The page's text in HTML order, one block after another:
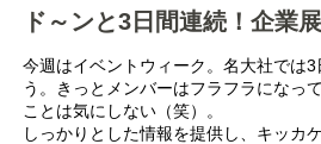
ド～ンと3日間連続！企業
今週はイベントウィーク。名大社では
う。きっとメンバーはフラフラになっ
ことは気にしない（笑）。
しっかりとした情報を提供し、キッカ